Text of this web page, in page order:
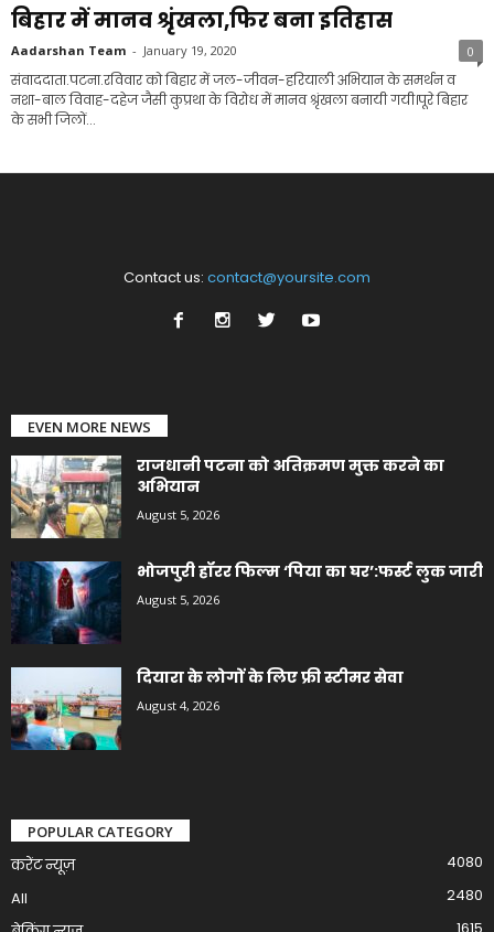
बिहार में मानव श्रृंखला,फिर बना इतिहास
Aadarshan Team - January 19, 2020 0
संवाददाता.पटना.रविवार को बिहार में जल-जीवन-हरियाली अभियान के समर्थन व
नशा-बाल विवाह-दहेज जैसी कुप्रथा के विरोध में मानव श्रृंखला बनायी गयी।पूरे बिहार
के सभी जिलों...
Contact us: contact@yoursite.com
EVEN MORE NEWS
राजधानी पटना को अतिक्रमण मुक्त करने का
अभियान
August 5, 2026
भोजपुरी हॉरर फिल्म ‘पिया का घर’:फर्स्ट लुक जारी
August 5, 2026
दियारा के लोगों के लिए फ्री स्टीमर सेवा
August 4, 2026
POPULAR CATEGORY
करेंट न्यूज़
4080
All
2480